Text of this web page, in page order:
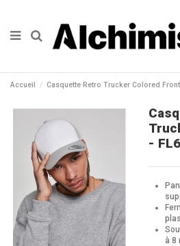
Accueil Casquette Retro Trucker Colored
-
à 8